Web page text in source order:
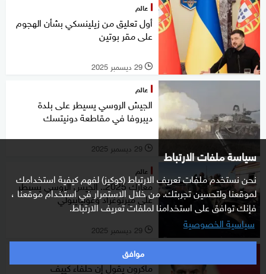
سياسة ملفات الارتباط
نحن نستخدم ملفات تعريف الارتباط (كوكيز) لفهم كيفية استخدامك
لموقعنا ولتحسين تجربتك. من خلال الاستمرار في استخدام موقعنا ،
فإنك توافق على استخدامنا لملفات تعريف الارتباط.
سياسية الخصوصية
موافق
عالم
أول تعليق من زيلينسكي بشأن الهجوم
على مقر بوتين
l 29 ديسمبر 2025
عالم
الجيش الروسي يسيطر على بلدة
ديبروفا في مقاطعة دونيتسك
l 29 ديسمبر 2025
عالم
معارك 2025.. الجيش الروسي يسيطر
على ميرنوغراد وغوليايبولي
l 29 ديسمبر 2025
عالم
ماكرون يقول إن حلفاء كييف